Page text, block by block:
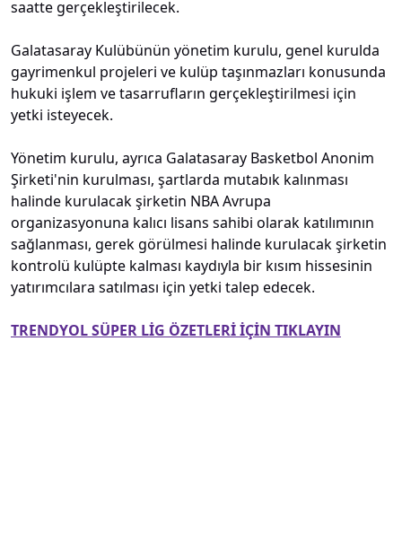
saatte gerçekleştirilecek.
Galatasaray Kulübünün yönetim kurulu, genel kurulda
gayrimenkul projeleri ve kulüp taşınmazları konusunda
hukuki işlem ve tasarrufların gerçekleştirilmesi için
yetki isteyecek.
Yönetim kurulu, ayrıca Galatasaray Basketbol Anonim
Şirketi'nin kurulması, şartlarda mutabık kalınması
halinde kurulacak şirketin NBA Avrupa
organizasyonuna kalıcı lisans sahibi olarak katılımının
sağlanması, gerek görülmesi halinde kurulacak şirketin
kontrolü kulüpte kalması kaydıyla bir kısım hissesinin
yatırımcılara satılması için yetki talep edecek.
TRENDYOL SÜPER LİG ÖZETLERİ İÇİN TIKLAYIN